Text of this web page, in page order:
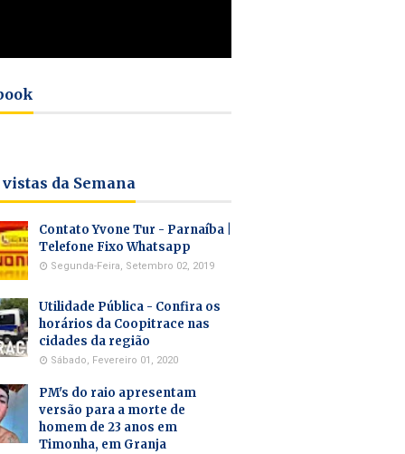
da Semana
Contato Yvone Tur - Parnaíba |
Telefone Fixo Whatsapp
Segunda-Feira, Setembro 02, 2019
Utilidade Pública - Confira os
horários da Coopitrace nas
cidades da região
Sábado, Fevereiro 01, 2020
PM's do raio apresentam
versão para a morte de
homem de 23 anos em
Timonha, em Granja